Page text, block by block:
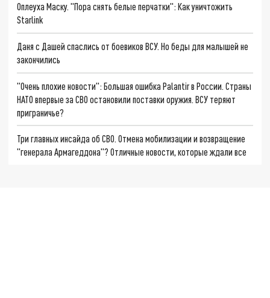
Оплеуха Маску. "Пора снять белые перчатки": Как уничтожить
Starlink
Даня с Дашей спаслись от боевиков ВСУ. Но беды для малышей не
закончились
"Очень плохие новости": Большая ошибка Palantir в России. Страны
НАТО впервые за СВО остановили поставки оружия. ВСУ теряют
приграничье?
Три главных инсайда об СВО. Отмена мобилизации и возвращение
"генерала Армагеддона"? Отличные новости, которые ждали все